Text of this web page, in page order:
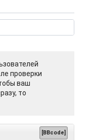
проверки
ваш
то
[BBcode]